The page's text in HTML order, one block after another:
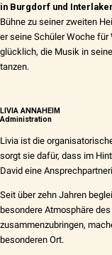
in Burgdorf und
Bühne zu seiner zweiten
er seine Schüler Woche
glücklich, die Musik in
tanzen.
LIVIA ANNAHEIM
Administration
Livia ist die
sorgt sie dafür, dass im
David eine
Seit über zehn Jahren
besondere Atmosphäre
zusammenzubringen,
besonderen Ort.